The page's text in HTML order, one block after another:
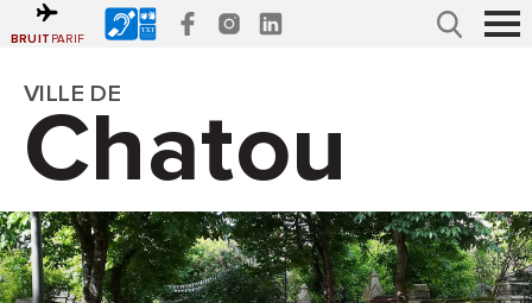
Gestion des traceurs
Accéder
Accéder
VILLE DE
Chatou
BRUIT PARIF Recherche